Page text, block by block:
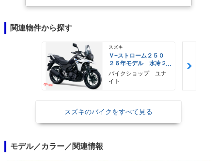
関連物件から探す
スズキ
Ｖ−ストローム２５０
２６年モデル 水冷２
気筒エンジン ＬＥＤ
ヘッドライト標準装備
バイクショップ ユナ
イト
スズキのバイクをすべて見る
モデル／カラー／関連情報